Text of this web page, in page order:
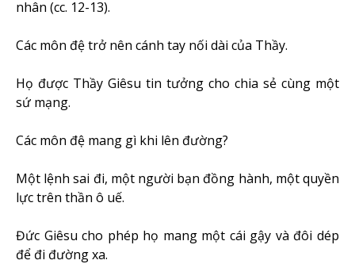
nhân (cc. 12-13).
Các môn đệ trở nên cánh tay nối dài của Thầy.
Họ được Thầy Giêsu tin tưởng cho chia sẻ cùng một
sứ mạng.
Các môn đệ mang gì khi lên đường?
Một lệnh sai đi, một người bạn đồng hành, một quyền
lực trên thần ô uế.
Đức Giêsu cho phép họ mang một cái gậy và đôi dép
để đi đường xa.